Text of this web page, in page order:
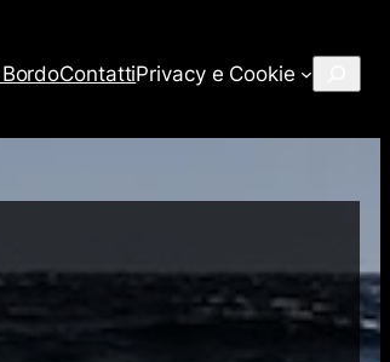
ContattiPrivacy e Cookie